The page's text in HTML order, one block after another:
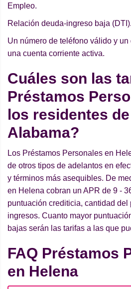
Empleo.
Relación deuda-ingreso baja (DTI).
Un número de teléfono válido y
una cuenta corriente activa.
Cuáles son las
Préstamos
los residentes
Alabama?
Los Préstamos Personales en
de otros tipos de adelantos en
y términos más asequibles. De
en Helena cobran un APR de 9 -
puntuación crediticia, cantidad del
ingresos. Cuanto mayor
bajas serán las tarifas a las que
FAQ Préstamos
en Helena